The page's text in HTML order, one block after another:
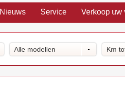
Nieuws Service Verkoop uw
Alle modellen Km